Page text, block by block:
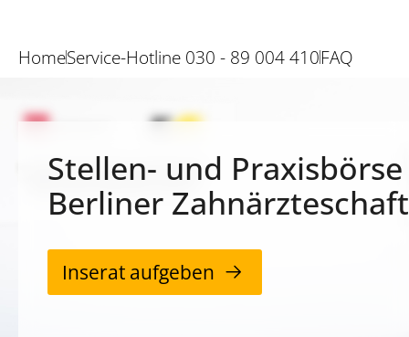
HomeService-Hotline 030 - 89 004 410FAQ
Stellen- und
Berliner Zahnärzteschaft
Inserat aufgeben